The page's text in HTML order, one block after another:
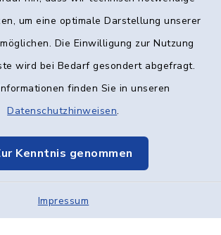
um eine optimale Darstellung unserer
Die Einwilligung zur Nutzung
wird bei Bedarf gesondert abgefragt.
finden Sie in unseren
Datenschutzhinweisen.
Kenntnis genommen
Impressum
Kontakt
Datenschutz
Kommunikation
Sitemap